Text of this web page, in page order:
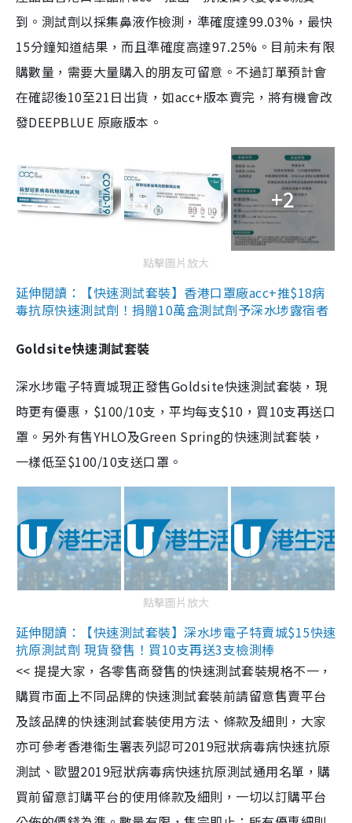
到。測試劑以採集鼻液作檢測，準確度達99.03%，最快
15分鐘知道結果，而且準確度高達97.25%。目前未有限
購數量，需要大量購入的朋友可留意。不過訂單預計會
在確認後10至21日出貨，如acc+版本賣完，將有機會改
發DEEPBLUE 原廠版本。
+2
點擊圖片放大
延伸閱讀：【快速測試套裝】香港口罩廠acc+推$18病
毒抗原快速測試劑！捐贈10萬盒測試劑予深水埗露宿者
Goldsite快速測試套裝
深水埗電子特賣城現正發售Goldsite快速測試套裝，現
時更有優惠，$100/10支，平均每支$10，買10支再送口
罩。另外有售YHLO及Green Spring的快速測試套裝，
一樣低至$100/10支送口罩。
點擊圖片放大
延伸閱讀：【快速測試套裝】深水埗電子特賣城$15快速
抗原測試劑 現貨發售！買10支再送3支檢測棒
<< 提提大家，各零售商發售的快速測試套裝規格不一，
購買市面上不同品牌的快速測試套裝前請留意售賣平台
及該品牌的快速測試套裝使用方法、條款及細則，大家
亦可參考香港衞生署表列認可2019冠狀病毒病快速抗原
測試、歐盟2019冠狀病毒病快速抗原測試通用名單，購
買前留意訂購平台的使用條款及細則，一切以訂購平台